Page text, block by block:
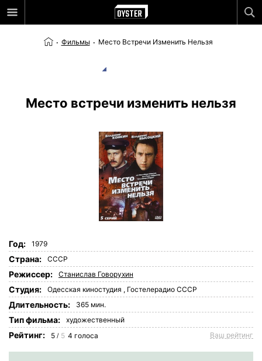
Фильмы Место Встречи Изменить Нельзя
Место встречи изменить нельзя
Год: 1979
Страна: СССР
Режиссер: Станислав Говорухин
Студия: Одесская киностудия , Гостелерадио СССР
Длительность: 365 мин.
Tип фильма: художественный
Рейтинг: 5 / 5 4 голоса Ваш рейтинг